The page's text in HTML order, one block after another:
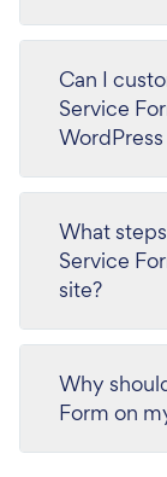
Can I
Service
What
Service
site?
Why
Form on